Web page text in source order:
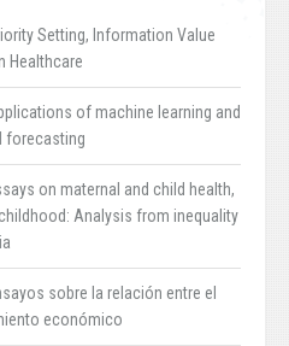
Setting, Information Value
Healthcare
of machine learning and
forecasting
on maternal and child health,
Analysis from inequality
sobre la relación entre el
económico